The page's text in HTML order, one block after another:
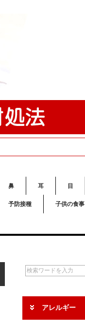
鼻 耳 目
予防接種 子供の食事
アレルギー